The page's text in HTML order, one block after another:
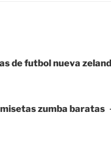
de futbol nueva
zumba baratas